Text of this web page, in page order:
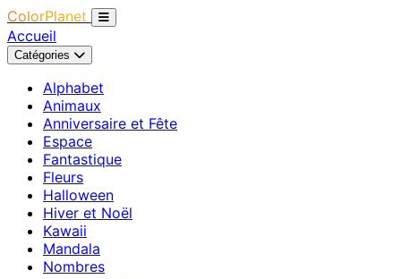
ColorPlanet
Accueil
Catégories
Alphabet
Animaux
Anniversaire et Fête
Espace
Fantastique
Fleurs
Halloween
Hiver et Noël
Kawaii
Mandala
Nombres